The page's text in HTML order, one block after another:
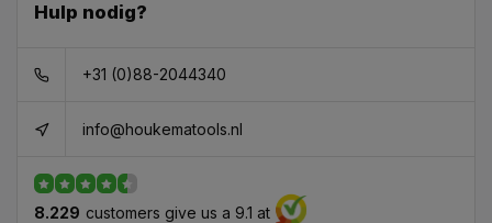
Hulp nodig?
+31 (0)88-2044340
info@houkematools.nl
8.229 customers give us a 9.1 at